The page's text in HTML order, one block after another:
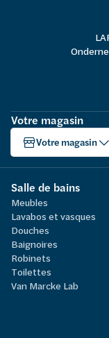
Votre magasin
Votre magasin
Salle de bains
Meubles
Lavabos et vasques
Douches
Baignoires
Robinets
Toilettes
Van Marcke Lab